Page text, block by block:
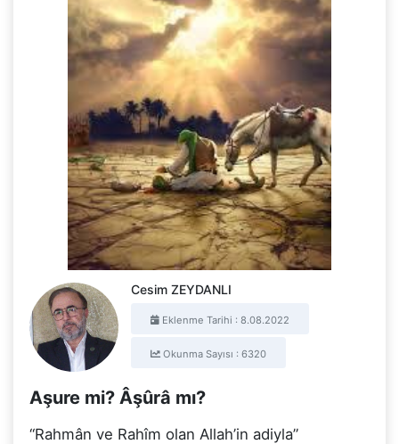
Cesim ZEYDANLI
Eklenme Tarihi : 8.08.2022
Okunma Sayısı : 6320
Aşure mi? Âşûrâ mı?
“Rahmân ve Rahîm olan Allah’in adiyla”